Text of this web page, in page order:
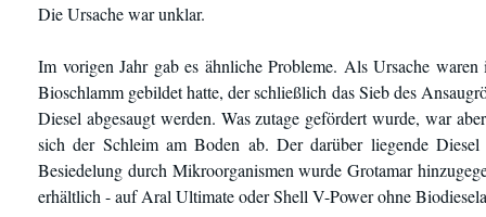
Die Ursache war unklar.
Im vorigen Jahr gab es ähnliche Probleme. Als Ursache
Bioschlamm gebildet hatte, der schließlich das Sieb des
Diesel abgesaugt werden. Was zutage gefördert wurde, war
sich der Schleim am Boden ab. Der darüber liegende
Besiedelung durch Mikroorganismen wurde Grotamar
erhältlich - auf Aral Ultimate oder Shell V-Power ohne